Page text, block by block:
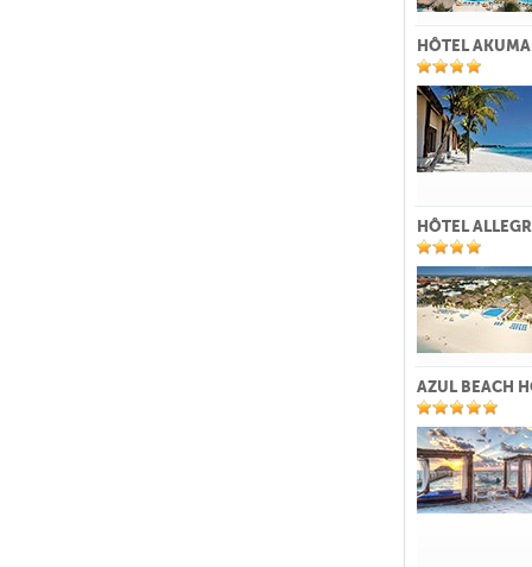
HÔTEL
HÔTEL
AZUL BEACH